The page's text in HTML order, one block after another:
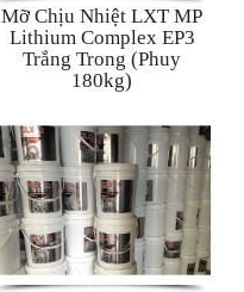
Mỡ Chịu Nhiệt LXT MP
Lithium Complex EP3
Trắng Trong (Phuy
180kg)